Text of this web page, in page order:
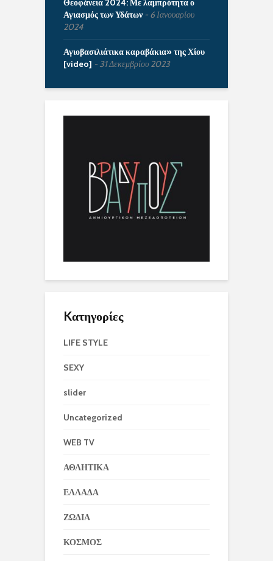
Θεοφάνεια 2024: Με λαμπρότητα ο
Αγιασμός των Υδάτων
6 Ιανουαρίου
2024
Αγιοβασιλιάτικα καραβάκια» της Χίου
[video]
31 Δεκεμβρίου 2023
Kατηγορίες
LIFE STYLE
SEXY
slider
Uncategorized
WEB TV
ΑΘΛΗΤΙΚΑ
ΕΛΛΑΔΑ
ΖΩΔΙΑ
ΚΟΣΜΟΣ